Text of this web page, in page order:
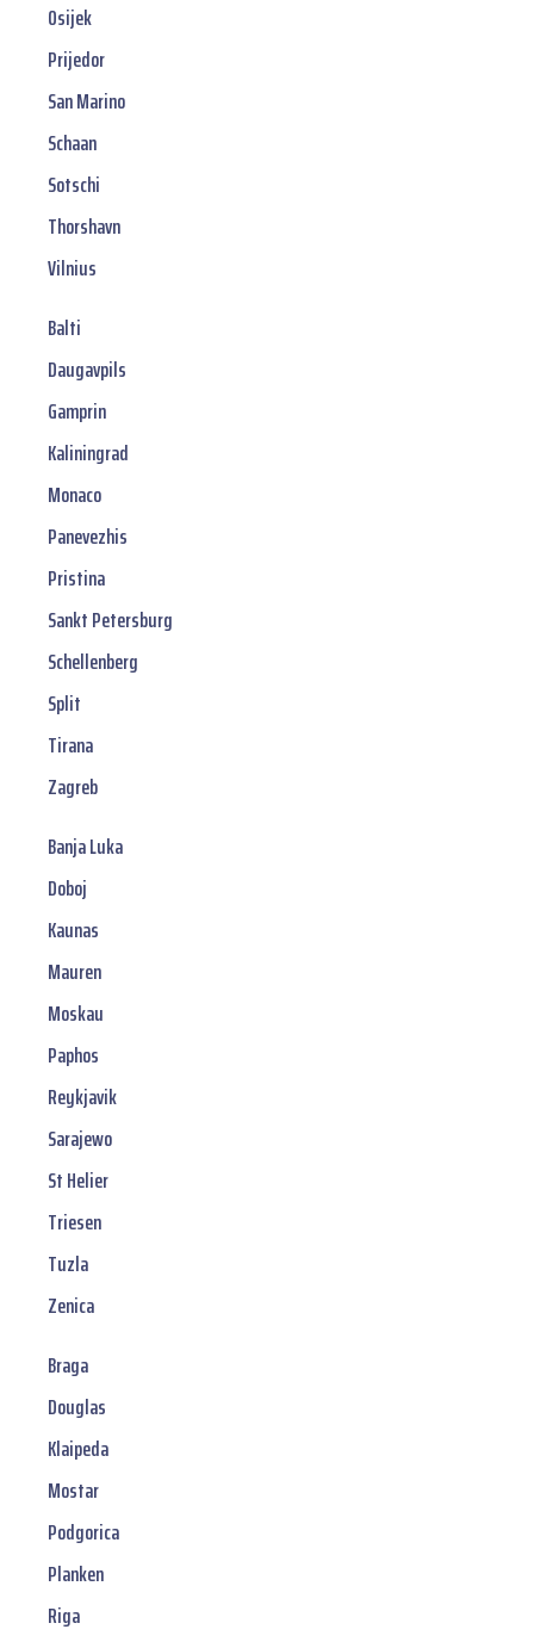
Osijek
Prijedor
San Marino
Schaan
Sotschi
Thorshavn
Vilnius
Balti
Daugavpils
Gamprin
Kaliningrad
Monaco
Panevezhis
Pristina
Sankt Petersburg
Schellenberg
Split
Tirana
Zagreb
Banja Luka
Doboj
Kaunas
Mauren
Moskau
Paphos
Reykjavik
Sarajewo
St Helier
Triesen
Tuzla
Zenica
Braga
Douglas
Klaipeda
Mostar
Podgorica
Planken
Riga